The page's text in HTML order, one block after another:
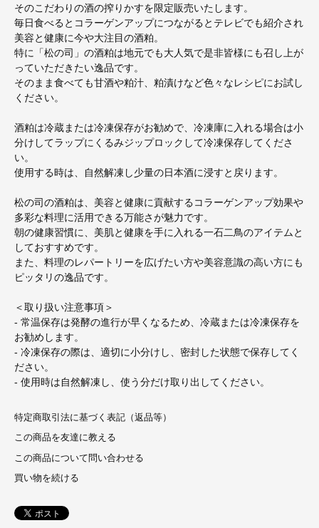
そのこだわりの酒の搾りかすを限定販売いたします。
毎日食べるとコラーゲンアップにつながるとテレビでも紹介され
美容と健康に今や大注目の酒粕。
特に「松の司」の酒粕は地元でも大人気で是非皆様にも召し上が
っていただきたい逸品です。
そのまま食べても甘酒や粕汁、粕漬けなど色々なレシピにお試し
ください。
酒粕は冷蔵または冷凍保存がお勧めで、冷凍庫に入れる場合は小
分けしてラップにくるみジップロックして冷凍保存してくださ
い。
使用する時は、自然解凍し少量の日本酒に浸すと戻ります。
松の司の酒粕は、美容と健康に貢献するコラーゲンアップ効果や
多彩な料理に活用できる万能さが魅力です。
朝の健康習慣に、美肌と健康を手に入れる一石二鳥のアイテムと
しておすすめです。
また、料理のレパートリーを広げたい方や美容意識の高い方にも
ピッタリの逸品です。
＜取り扱い注意事項＞
- 常温保存は発酵の進行が早くなるため、冷蔵または冷凍保存を
お勧めします。
- 冷凍保存の際は、適切に小分けし、密封した状態で保存してく
ださい。
- 使用時は自然解凍し、使う分だけ取り出してください。
特定商取引法に基づく表記（返品等）
この商品を友達に教える
この商品について問い合わせる
買い物を続ける